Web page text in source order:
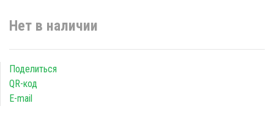
Нет в наличии
Поделиться
QR-код
E-mail